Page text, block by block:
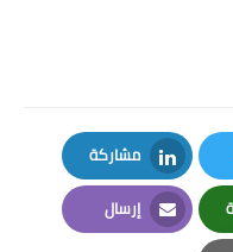
مشاركة
LinkedIn
إرسال
Email